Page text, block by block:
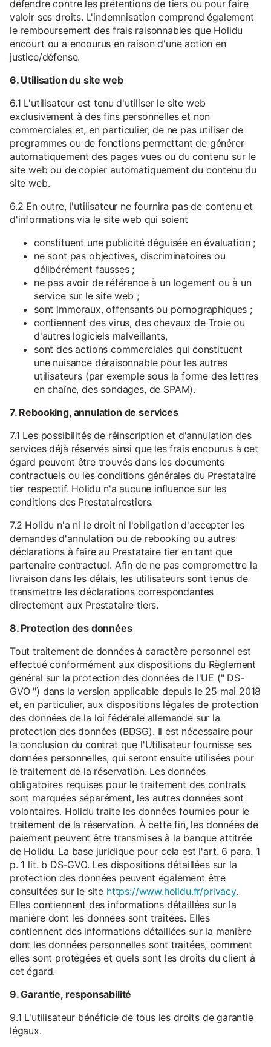
défendre contre les prétentions de tiers ou pour faire
valoir ses droits. L'indemnisation comprend également
le remboursement des frais raisonnables que Holidu
encourt ou a encourus en raison d'une action en
justice/défense.
6. Utilisation du site web
6.1 L'utilisateur est tenu d'utiliser le site web
exclusivement à des fins personnelles et non
commerciales et, en particulier, de ne pas utiliser de
programmes ou de fonctions permettant de générer
automatiquement des pages vues ou du contenu sur le
site web ou de copier automatiquement du contenu du
site web.
6.2 En outre, l'utilisateur ne fournira pas de contenu et
d'informations via le site web qui soient
constituent une publicité déguisée en évaluation ;
ne sont pas objectives, discriminatoires ou
délibérément fausses ;
ne pas avoir de référence à un logement ou à un
service sur le site web ;
sont immoraux, offensants ou pornographiques ;
contiennent des virus, des chevaux de Troie ou
d'autres logiciels malveillants,
sont des actions commerciales qui constituent
une nuisance déraisonnable pour les autres
utilisateurs (par exemple sous la forme des lettres
en chaîne, des sondages, de SPAM).
7. Rebooking, annulation de services
7.1 Les possibilités de réinscription et d'annulation des
services déjà réservés ainsi que les frais encourus à cet
égard peuvent être trouvés dans les documents
contractuels ou les conditions générales du Prestataire
tier respectif. Holidu n'a aucune influence sur les
conditions des Prestatairestiers.
7.2 Holidu n'a ni le droit ni l'obligation d'accepter les
demandes d'annulation ou de rebooking ou autres
déclarations à faire au Prestataire tier en tant que
partenaire contractuel. Afin de ne pas compromettre la
livraison dans les délais, les utilisateurs sont tenus de
transmettre les déclarations correspondantes
directement aux Prestataire tiers.
8. Protection des données
Tout traitement de données à caractère personnel est
effectué conformément aux dispositions du Règlement
général sur la protection des données de l'UE (" DS-
GVO ") dans la version applicable depuis le 25 mai 2018
et, en particulier, aux dispositions légales de protection
des données de la loi fédérale allemande sur la
protection des données (BDSG). Il est nécessaire pour
la conclusion du contrat que l'Utilisateur fournisse ses
données personnelles, qui seront ensuite utilisées pour
le traitement de la réservation. Les données
obligatoires requises pour le traitement des contrats
sont marquées séparément, les autres données sont
volontaires. Holidu traite les données fournies pour le
traitement de la réservation. À cette fin, les données de
paiement peuvent être transmises à la banque attitrée
de Holidu. La base juridique pour cela est l'art. 6 para. 1
p. 1 lit. b DS-GVO. Les dispositions détaillées sur la
protection des données peuvent également être
consultées sur le site https://www.holidu.fr/privacy.
Elles contiennent des informations détaillées sur la
manière dont les données sont traitées. Elles
contiennent des informations détaillées sur la manière
dont les données personnelles sont traitées, comment
elles sont protégées et quels sont les droits du client à
cet égard.
9. Garantie, responsabilité
9.1 L'utilisateur bénéficie de tous les droits de garantie
légaux.